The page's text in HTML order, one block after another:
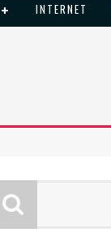
INTERNET